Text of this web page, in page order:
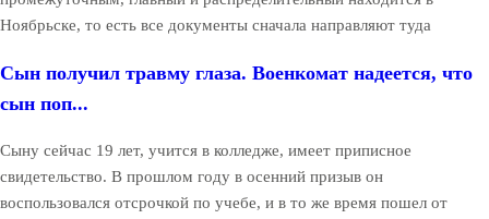
Ноябрьске, то есть все документы сначала направляют туда
Сын получил травму глаза. Военкомат надеется, что
сын поп...
Сыну сейчас 19 лет, учится в колледже, имеет приписное
свидетельство. В прошлом году в осенний призыв он
воспользовался отсрочкой по учебе, и в то же время пошел от